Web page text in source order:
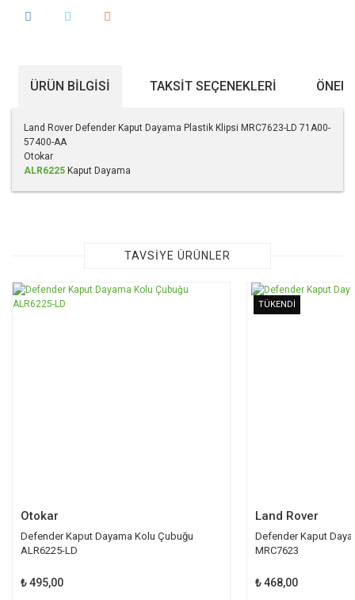
ÜRÜN BILGISI TAKSIT SEÇENEKLERI
Land Rover Defender Kaput Dayama Plastik Klipsi MRC7623-LD 71A00-
57400-AA
Otokar
ALR6225 Kaput Dayama
Görüş ve önerileriniz için teşekkür ederiz.
Ürün resmi kalitesiz, bozuk veya görüntülenemiyor.
TAVSİYE ÜRÜNLER
Otokar
Defender Kaput Dayama Kolu Çubuğu
ALR6225-LD
₺ 495,00
TÜKENDİ
Land Rover
Defender Kaput
MRC7623
₺ 468,00